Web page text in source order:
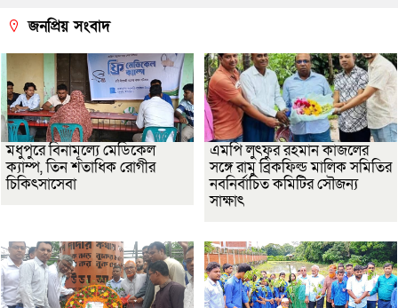
জনপ্রিয় সংবাদ
মধুপুরে বিনামূল্যে মেডিকেল
ক্যাম্প, তিন শতাধিক রোগীর
চিকিৎসাসেবা
এমপি লুৎফুর রহমান কাজলের
সঙ্গে রামু ব্রিকফিল্ড মালিক সমিতির
নবনির্বাচিত কমিটির সৌজন্য
সাক্ষাৎ